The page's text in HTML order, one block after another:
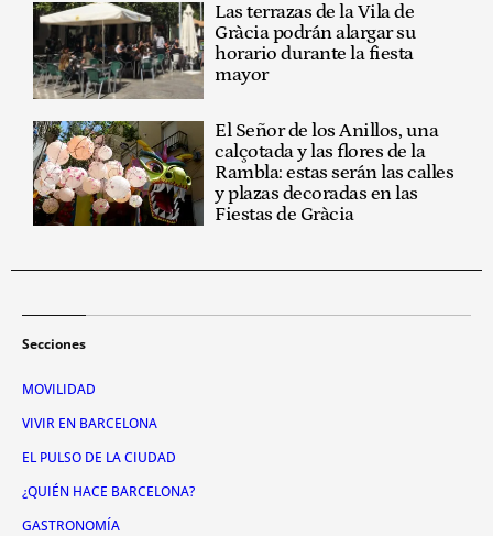
Las terrazas de la Vila de
Gràcia podrán alargar su
horario durante la fiesta
mayor
El Señor de los Anillos, una
calçotada y las flores de la
Rambla: estas serán las calles
y plazas decoradas en las
Fiestas de Gràcia
Secciones
MOVILIDAD
VIVIR EN BARCELONA
EL PULSO DE LA CIUDAD
¿QUIÉN HACE BARCELONA?
GASTRONOMÍA